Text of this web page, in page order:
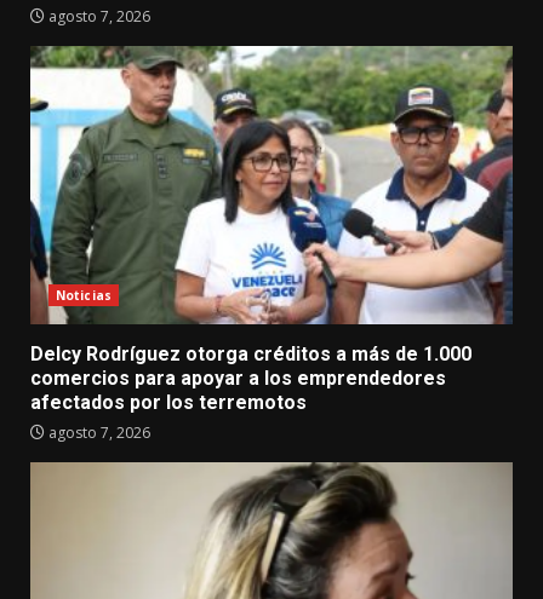
agosto 7, 2026
Noticias
Delcy Rodríguez otorga créditos a más de 1.000
comercios para apoyar a los emprendedores
afectados por los terremotos
agosto 7, 2026